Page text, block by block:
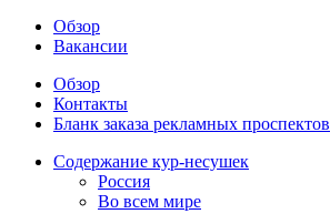
Обзор
Вакансии
Обзор
Контакты
Бланк заказа рекламных проспектов
Содержание кур-несушек
Россия
Во всем мире